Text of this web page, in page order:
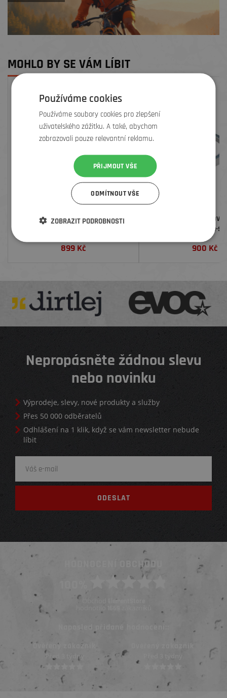
MOHLO BY SE VÁM LÍBIT
TĚSNICÍ TMEL BONTRAGER PRO
899 Kč
HORNÍ LOŽISKO
TREK MADONE 9-
900 Kč
Nepropásněte žádnou slevu
nebo novinku
Výprodeje, slevy, nové produkty a služby
Přes 50 000 odběratelů
Odhlášení na 1 klik, když se vám newsletter nebude
líbit
HODNOCENÍ OBCHODU
Obchod ElementStore
hodnotilo
Naposled přidané hodnocení::
Ověřený zákazník
Před 3 týdny
Používáme cookies
Používáme soubory cookies pro zlepšení
uživatelského zážitku. A také, abychom
zobrazovali pouze relevantní reklamu.
PŘIJMOUT VŠE
ODMÍTNOUT VŠE
ZOBRAZIT PODROBNOSTI